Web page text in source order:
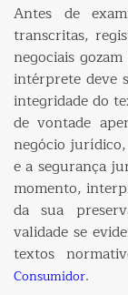
Antes de
transcritas,
negociais
intérprete deve
integridade do
de vontade
negócio
e a segurança
momento,
da sua
validade se
textos
Consumidor.